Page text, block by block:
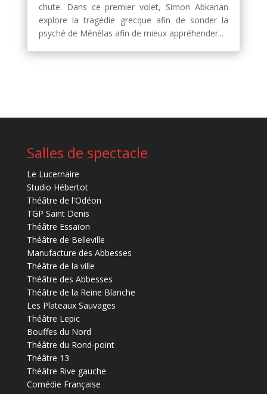
chute. Dans ce premier volet, Simon Abkarian
explore la tragédie grecque afin de sonder la
psyché de Ménélas afin de mieux appréhender...
Salles de spectacle
Le Lucernaire
Studio Hébertot
Théâtre de l'Odéon
TGP Saint Denis
Théâtre Essaïon
Théâtre de Belleville
Manufacture des Abbesses
Théâtre de la ville
Théâtre des Abbesses
Théâtre de la Reine Blanche
Les Plateaux Sauvages
Théâtre Lepic
Bouffes du Nord
Théâtre du Rond-point
Théâtre 13
Théâtre Rive gauche
Comédie Française